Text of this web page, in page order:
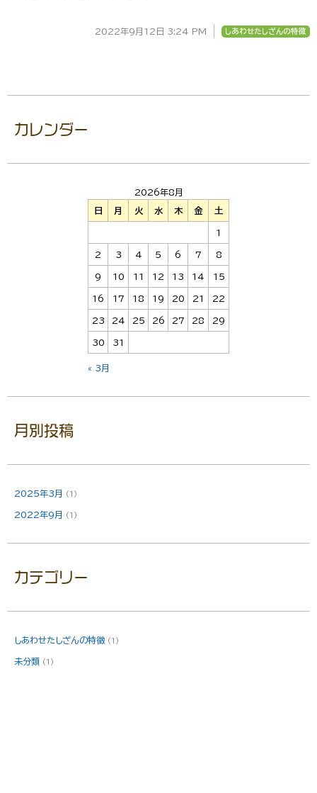
2022年9月12日 3:24 PM しあわせたしざんの特徴
カレンダー
2026年8月
日 月 火 水 木 金 土
1
2 3 4 5 6 7 8
9 10 11 12 13 14 15
16 17 18 19 20 21 22
23 24 25 26 27 28 29
30 31
« 3月
月別投稿
2025年3月 (1)
2022年9月 (1)
カテゴリー
しあわせたしざんの特徴 (1)
未分類 (1)